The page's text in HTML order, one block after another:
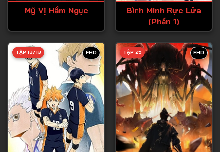
Tập 39
Tập 40
Tập 41
Tập 42
Tập 43
Tập 44
Tập 45
Mỹ Vị Hầm Ngục
Bình Minh Rực Lửa
(Phần 1)
FHD
TẬP 13/13 FHD
TẬP 25